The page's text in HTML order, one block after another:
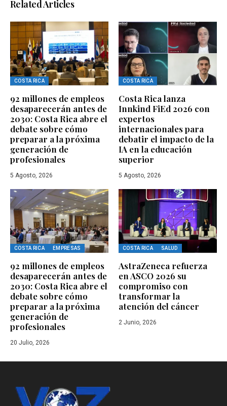
Related Articles
COSTA RICA
92 millones de empleos
desaparecerán antes de
2030: Costa Rica abre el
debate sobre cómo
preparar a la próxima
generación de
profesionales
5 Agosto, 2026
COSTA RICA
Costa Rica lanza
Innkind FiEd 2026 con
expertos
internacionales para
debatir el impacto de la
IA en la educación
superior
5 Agosto, 2026
COSTA RICA EMPRESAS
92 millones de empleos
desaparecerán antes de
2030: Costa Rica abre el
debate sobre cómo
preparar a la próxima
generación de
profesionales
20 Julio, 2026
COSTA RICA SALUD
AstraZeneca refuerza
en ASCO 2026 su
compromiso con
transformar la
atención del cáncer
2 Junio, 2026